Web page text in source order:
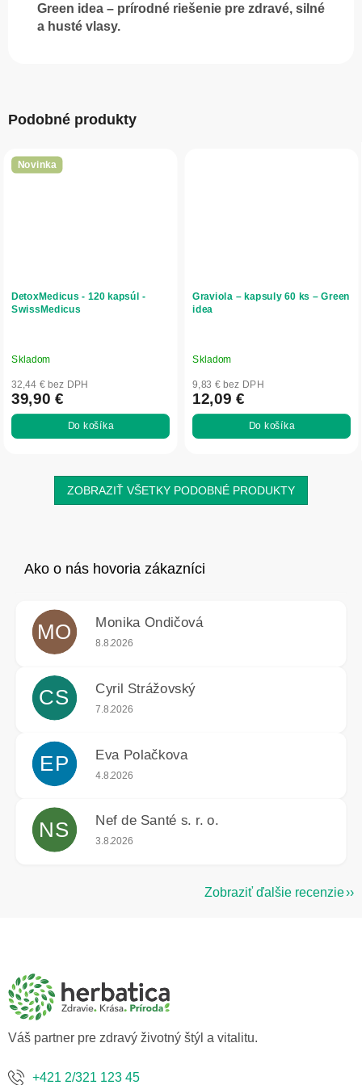
Green idea – prírodné riešenie pre zdravé, silné
a husté vlasy.
Podobné produkty
Novinka
DetoxMedicus - 120 kapsúl -
SwissMedicus
Skladom
32,44 € bez DPH
39,90 €
Do košíka
Graviola – kapsuly 60 ks – Green
idea
Skladom
9,83 € bez DPH
12,09 €
Do košíka
ZOBRAZIŤ VŠETKY PODOBNÉ PRODUKTY
MO Monika Ondičová
Hodnotenie obchodu je 5 z 5 hviezdičiek.
8.8.2026
CS Cyril Strážovský
Hodnotenie obchodu je 5 z 5 hviezdičiek.
7.8.2026
EP Eva Polačkova
Hodnotenie obchodu je 5 z 5 hviezdičiek.
4.8.2026
NS Nef de Santé s. r. o.
Hodnotenie obchodu je 5 z 5 hviezdičiek.
3.8.2026
Zobraziť ďalšie recenzie
Váš partner pre zdravý životný štýl a vitalitu.
+421 2/321 123 45